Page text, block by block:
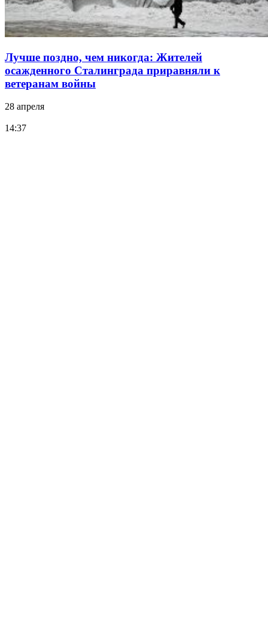
Лучше поздно, чем никогда: Жителей
осажденного Сталинграда приравняли к
ветеранам войны
28 апреля
14:37